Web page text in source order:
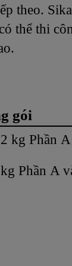
theo.
thể thi
gói
kg Phần
Phần A